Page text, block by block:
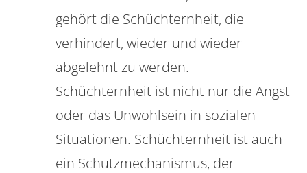
gehört die Schüchternheit, die
verhindert, wieder und wieder
abgelehnt zu werden.
Schüchternheit ist nicht nur die Angst
oder das Unwohlsein in sozialen
Situationen. Schüchternheit ist auch
ein Schutzmechanismus, der